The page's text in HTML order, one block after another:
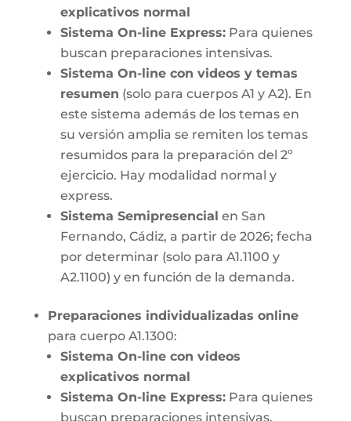
explicativos normal
Sistema On-line Express:Para quienes
buscan preparaciones intensivas.
Sistema On-line con videos y temas
resumen (solo para cuerpos A1 y A2). En
este sistema además de los temas en
su versión amplia se remiten los temas
resumidos para la preparación del 2º
ejercicio. Hay modalidad normal y
express.
Sistema Semipresencial en San
Fernando, Cádiz, a partir de 2026; fecha
por determinar (solo para A1.1100 y
A2.1100) y en función de la demanda.
Preparaciones individualizadas online
para cuerpo A1.1300:
Sistema On-line con videos
explicativos normal
Sistema On-line Express:Para quienes
buscan preparaciones intensivas.